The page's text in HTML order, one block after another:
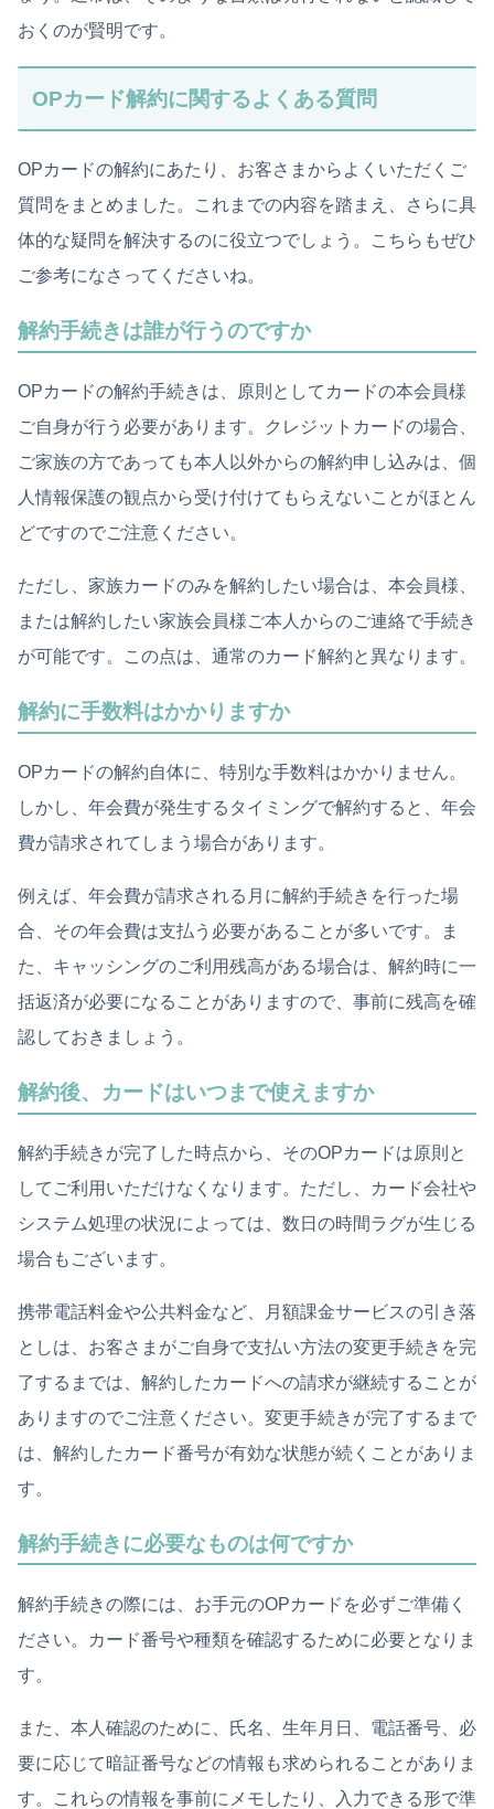
おくのが賢明です。
OPカード解約に関するよくある質問
OPカードの解約にあたり、お客さまからよくいただくご
質問をまとめました。これまでの内容を踏まえ、さらに具
体的な疑問を解決するのに役立つでしょう。こちらもぜひ
ご参考になさってくださいね。
解約手続きは誰が行うのですか
OPカードの解約手続きは、原則としてカードの本会員様
ご自身が行う必要があります。クレジットカードの場合、
ご家族の方であっても本人以外からの解約申し込みは、個
人情報保護の観点から受け付けてもらえないことがほとん
どですのでご注意ください。
ただし、家族カードのみを解約したい場合は、本会員様、
または解約したい家族会員様ご本人からのご連絡で手続き
が可能です。この点は、通常のカード解約と異なります。
解約に手数料はかかりますか
OPカードの解約自体に、特別な手数料はかかりません。
しかし、年会費が発生するタイミングで解約すると、年会
費が請求されてしまう場合があります。
例えば、年会費が請求される月に解約手続きを行った場
合、その年会費は支払う必要があることが多いです。ま
た、キャッシングのご利用残高がある場合は、解約時に一
括返済が必要になることがありますので、事前に残高を確
認しておきましょう。
解約後、カードはいつまで使えますか
解約手続きが完了した時点から、そのOPカードは原則と
してご利用いただけなくなります。ただし、カード会社や
システム処理の状況によっては、数日の時間ラグが生じる
場合もございます。
携帯電話料金や公共料金など、月額課金サービスの引き落
としは、お客さまがご自身で支払い方法の変更手続きを完
了するまでは、解約したカードへの請求が継続することが
ありますのでご注意ください。変更手続きが完了するまで
は、解約したカード番号が有効な状態が続くことがありま
す。
解約手続きに必要なものは何ですか
解約手続きの際には、お手元のOPカードを必ずご準備く
ださい。カード番号や種類を確認するために必要となりま
す。
また、本人確認のために、氏名、生年月日、電話番号、必
要に応じて暗証番号などの情報も求められることがありま
す。これらの情報を事前にメモしたり、入力できる形で準